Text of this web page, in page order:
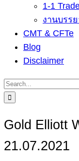
1-1
งานบรร
CMT & CFTe
Blog
Disclaimer
Search
for:
Gold Elliott
21.07.2021